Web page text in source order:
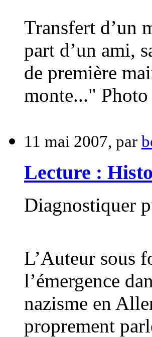
Transfert d’un
part d’un ami,
de première
monte..."
11 mai 2007, par
Lecture :
Diagnostiquer
L’Auteur sous
l’émergence
nazisme en
proprement